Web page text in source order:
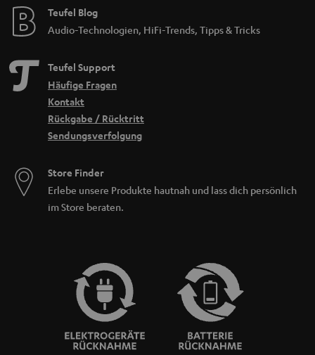
Teufel Blog
Audio-Technologien, HiFi-Trends, Tipps & Tricks
Teufel Support
Häufige Fragen
Kontakt
Rückgabe / Rücktritt
Sendungsverfolgung
Store Finder
Erlebe unsere Produkte hautnah und lass dich persönlich
im Store beraten.